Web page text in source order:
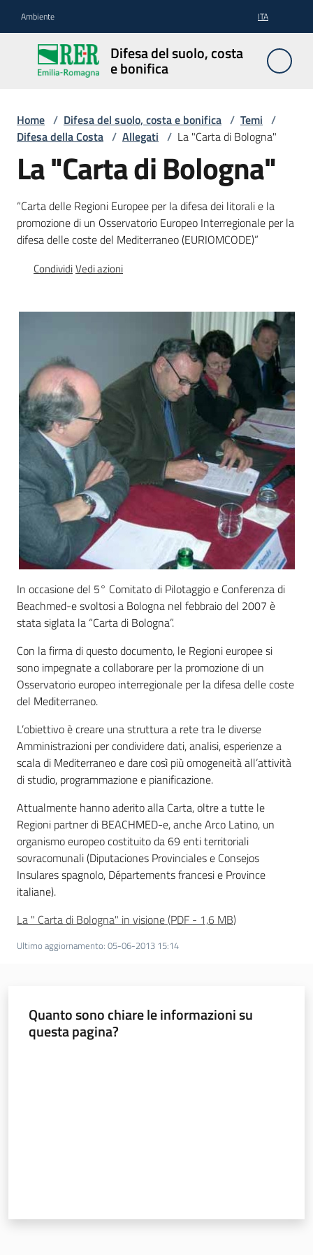
Ambiente ITA
Difesa del suolo, costa
e bonifica
Difesa
del
suolo,
bonifica
Pianificazione
e
programmazione
Temi
Comunicazione
Ambiente
Argomenti
Servizi
Leggi Atti Bandi
Progetti
Home / Difesa del suolo, costa e bonifica / Temi /
Difesa della Costa / Allegati / La "Carta di Bologna"
La "Carta di Bologna"
“Carta delle Regioni Europee per la difesa dei litorali e la
promozione di un Osservatorio Europeo Interregionale per la
difesa delle coste del Mediterraneo (EURIOMCODE)”
CondividiVedi azioni
In occasione del 5° Comitato di Pilotaggio e Conferenza di
Beachmed-e svoltosi a Bologna nel febbraio del 2007 è
stata siglata la “Carta di Bologna”.
Con la firma di questo documento, le Regioni europee si
sono impegnate a collaborare per la promozione di un
Osservatorio europeo interregionale per la difesa delle coste
del Mediterraneo.
L’obiettivo è creare una struttura a rete tra le diverse
Amministrazioni per condividere dati, analisi, esperienze a
scala di Mediterraneo e dare così più omogeneità all’attività
di studio, programmazione e pianificazione.
Attualmente hanno aderito alla Carta, oltre a tutte le
Regioni partner di BEACHMED-e, anche Arco Latino, un
organismo europeo costituito da 69 enti territoriali
sovracomunali (Diputaciones Provinciales e Consejos
Insulares spagnolo, Départements francesi e Province
italiane).
La " Carta di Bologna" in visione(PDF - 1,6 MB)
Ultimo aggiornamento: 05-06-2013 15:14
Quanto sono chiare le informazioni su
questa pagina?